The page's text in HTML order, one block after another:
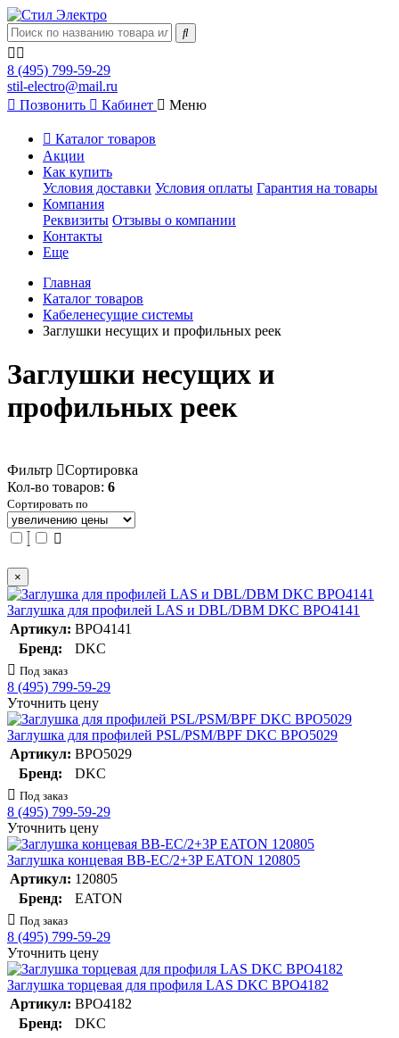
8 (495) 799-59-29
stil-electro@mail.ru
Позвонить
Кабинет Меню
Каталог товаров
Акции
Как купить
Условия доставки Условия оплаты Гарантия на товары
Компания
Реквизиты Отзывы о компании
Контакты
Еще
Главная
Каталог товаров
Кабеленесущие системы
Заглушки несущих и профильных реек
Заглушки несущих и
профильных реек
Фильтр
Сортировка
Кол-во товаров: 6
Сортировать по
×
Заглушка для профилей LAS и DBL/DBM DKC BPO4141
Артикул: BPO4141
Бренд:
DKC
Под заказ
8 (495) 799-59-29
Уточнить цену
Заглушка для профилей PSL/PSM/BPF DKC BPO5029
Артикул: BPO5029
Бренд:
DKC
Под заказ
8 (495) 799-59-29
Уточнить цену
Заглушка концевая BB-EC/2+3P EATON 120805
Артикул: 120805
Бренд:
EATON
Под заказ
8 (495) 799-59-29
Уточнить цену
Заглушка торцевая для профиля LAS DKC BPO4182
Артикул: BPO4182
Бренд:
DKC